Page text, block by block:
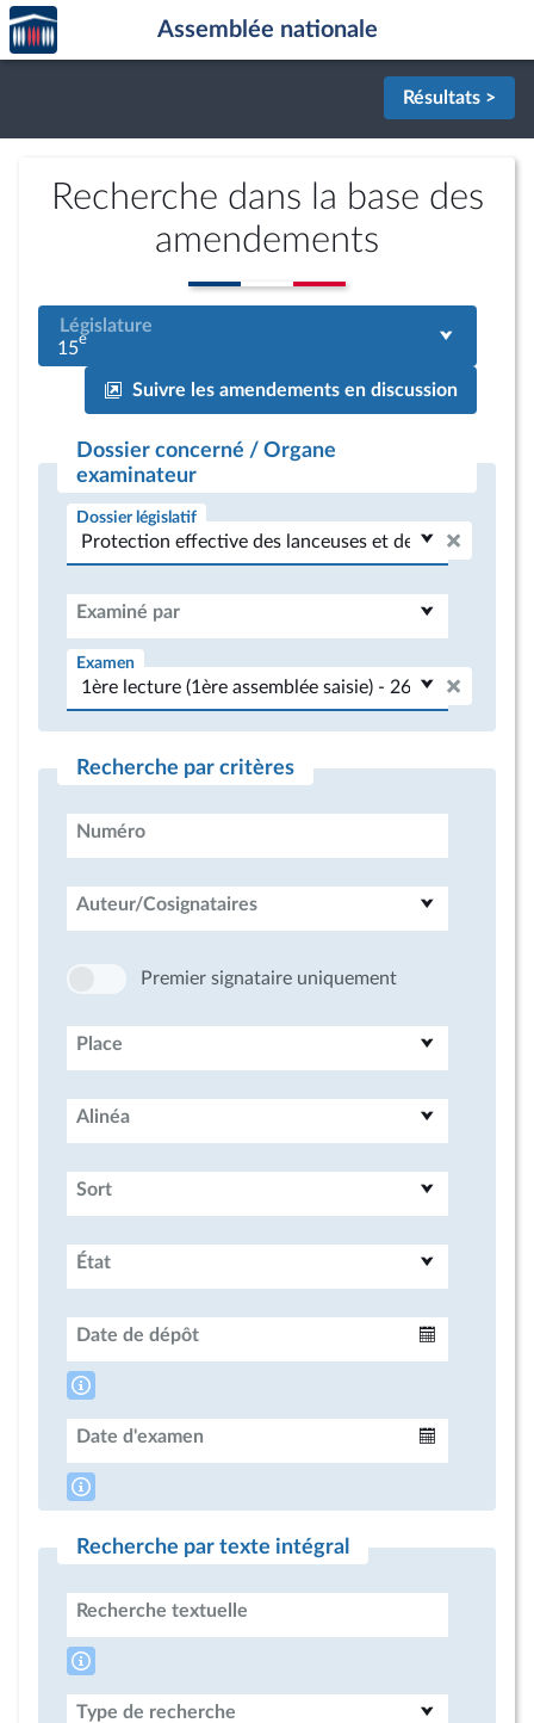
Aller au contenu
Aller en bas de la page
Accèder
à la
page
Assemblée nationale
Résultats >
Recherche dans la base des
amendements
Législature
15e
Suivre les amendements en discussion
Dossier concerné / Organe
examinateur
Dossier législatif
Examiné par
Examen
Recherche par critères
Numéro
Auteur/Cosignataires
Premier signataire uniquement
Place
Alinéa
Sort
État
Date de dépôt
Date d'examen
Recherche par texte intégral
Recherche textuelle
Type de recherche